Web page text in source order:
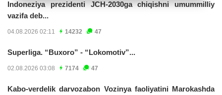
Indoneziya prezidenti JCH-2030ga chiqishni umummilliy
vazifa deb...
04.08.2026 02:11 14232 47
Superliga. “Buxoro” - “Lokomotiv”...
02.08.2026 03:08 7174 47
Kabo-verdelik darvozabon Vozinya faoliyatini Marokashda